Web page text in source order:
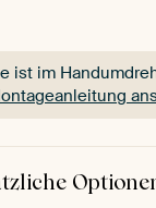
ist im
ist im